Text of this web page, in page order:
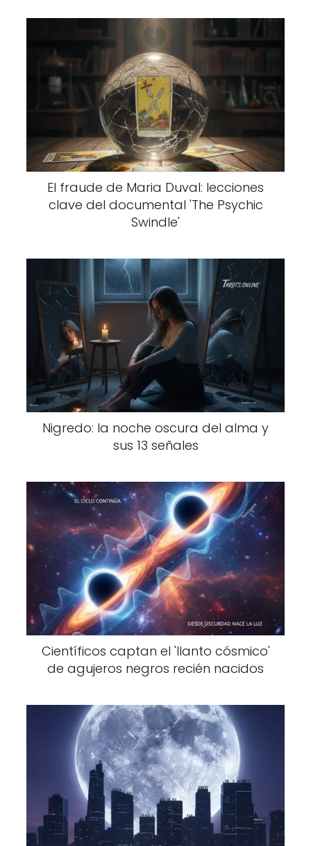
El fraude de Maria Duval: lecciones
clave del documental 'The Psychic
Swindle'
Nigredo: la noche oscura del alma y
sus 13 señales
Científicos captan el 'llanto cósmico'
de agujeros negros recién nacidos